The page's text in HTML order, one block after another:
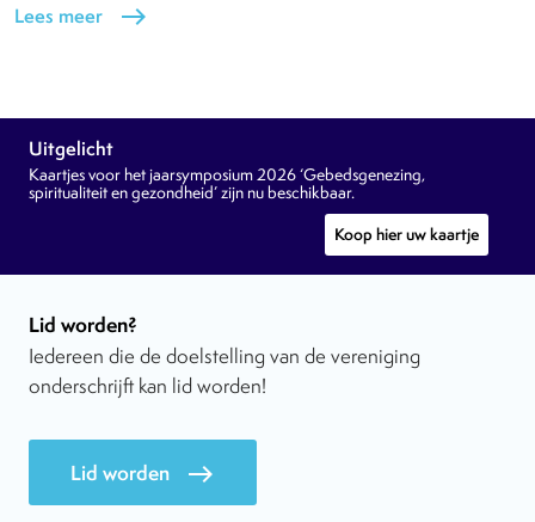
Lees meer east
Uitgelicht
Kaartjes voor het jaarsymposium 2026 ‘Gebedsgenezing,
spiritualiteit en gezondheid’ zijn nu beschikbaar.
Koop hier uw kaartje
Lid worden?
Iedereen die de doelstelling van de vereniging
onderschrijft kan lid worden!
Lid worden east